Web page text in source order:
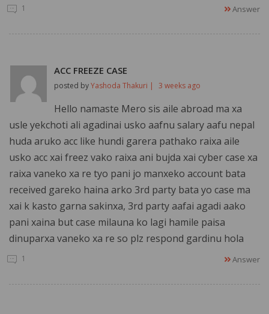
1 Answer
ACC FREEZE CASE
posted byYashoda Thakuri | 3 weeks ago
Hello namaste Mero sis aile abroad ma xa
usle yekchoti ali agadinai usko aafnu salary aafu nepal
huda aruko acc like hundi garera pathako raixa aile
usko acc xai freez vako raixa ani bujda xai cyber case xa
raixa vaneko xa re tyo pani jo manxeko account bata
received gareko haina arko 3rd party bata yo case ma
xai k kasto garna sakinxa, 3rd party aafai agadi aako
pani xaina but case milauna ko lagi hamile paisa
dinuparxa vaneko xa re so plz respond gardinu hola
1 Answer